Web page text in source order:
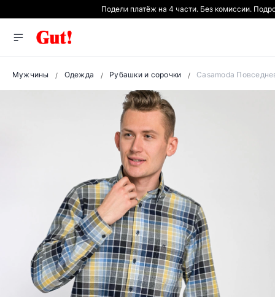
Подели платёж на 4 части. Без комиссии.
Мужчины Одежда Рубашки и сорочки Casamoda